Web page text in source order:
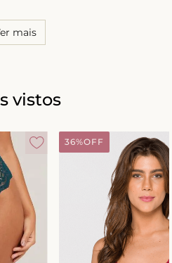
quanto para os sutiãs.
mais
vistos
36%OFF